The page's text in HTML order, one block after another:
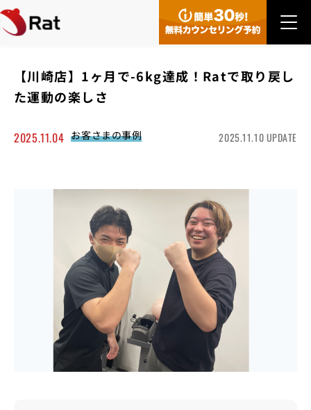
【川崎店】1ヶ月で-6kg達成！Ratで取り戻し
た運動の楽しさ
2025.11.04 お客さまの事例 2025.11.10 UPDATE